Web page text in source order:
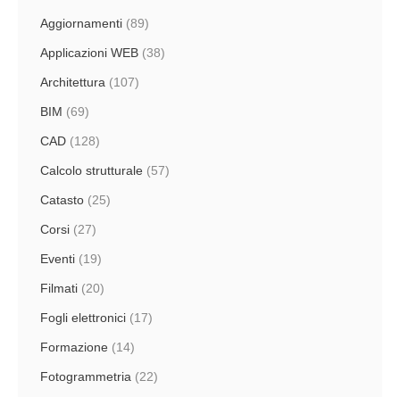
Aggiornamenti (89)
Applicazioni WEB (38)
Architettura (107)
BIM (69)
CAD (128)
Calcolo strutturale (57)
Catasto (25)
Corsi (27)
Eventi (19)
Filmati (20)
Fogli elettronici (17)
Formazione (14)
Fotogrammetria (22)